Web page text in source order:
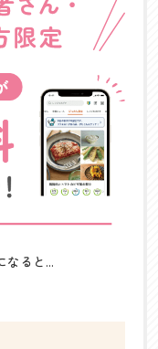
なると...